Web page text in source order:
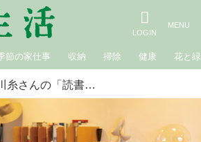
節の家仕事 収納 掃除 健康 花と緑
作家・小川糸さんの「読書時間」の過ごし方。知識や情報を得ようと意気込まない“無意識”の読書を楽しんで